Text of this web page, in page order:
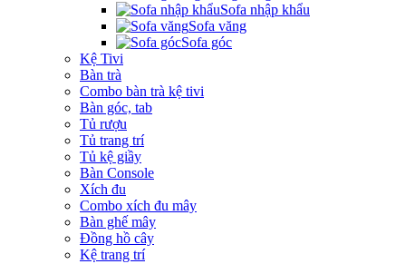
Sofa nhập khẩu
Sofa văng
Sofa góc
Kệ Tivi
Bàn trà
Combo bàn trà kệ tivi
Bàn góc, tab
Tủ rượu
Tủ trang trí
Tủ kệ giầy
Bàn Console
Xích đu
Combo xích đu mây
Bàn ghế mây
Đồng hồ cây
Kệ trang trí